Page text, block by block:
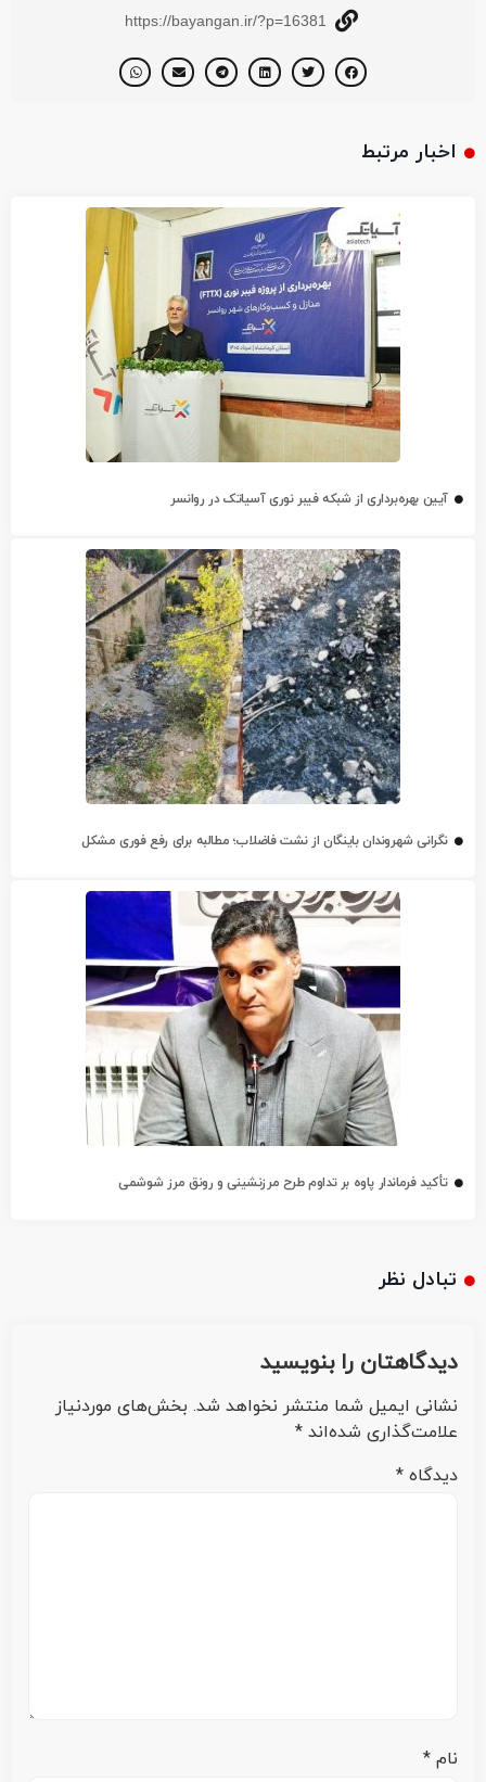
https://bayangan.ir/?p=16381
اخبار مرتبط
آیین بهره‌برداری از شبکه فیبر نوری آسیاتک در روانسر
نگرانی شهروندان باینگان از نشت فاضلاب؛ مطالبه برای رفع فوری مشکل
تأکید فرماندار پاوه بر تداوم طرح مرزنشینی و رونق مرز شوشمی
تبادل نظر
دیدگاهتان را بنویسید
نشانی ایمیل شما منتشر نخواهد شد. بخش‌های موردنیاز
علامت‌گذاری شده‌اند *
دیدگاه *
نام *